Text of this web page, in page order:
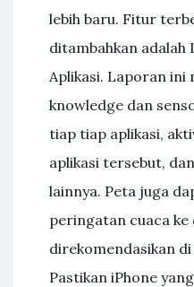
lebih baru. Fitur
ditambahkan adalah
Aplikasi. Laporan ini
knowledge dan
tiap tiap aplikasi,
aplikasi tersebut,
lainnya. Peta juga
peringatan cuaca
direkomendasikan di
Pastikan iPhone